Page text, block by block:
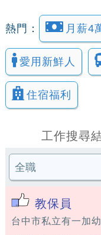
熱門： 月薪4
愛用新鮮人
住宿福利
工作搜尋
教保員
台中市私立有一加